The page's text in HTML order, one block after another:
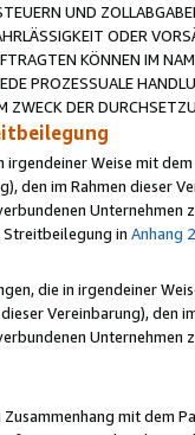
UND
ODER
KÖNNEN IM
PROZESSUALE
ZWECK DER
Weise mit
den im Rahmen dieser
Streitbeilegung in Anhang 2
die in irgendeiner
Vereinbarung), den
mit dem